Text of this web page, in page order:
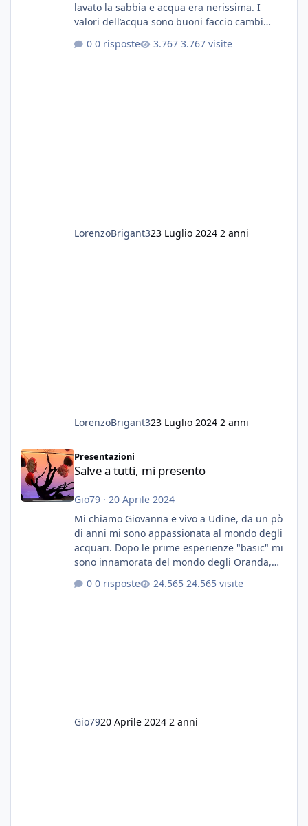
lavato la sabbia e acqua era nerissima. I
valori dell’acqua sono buoni faccio cambi
fertilizzato.le foglie delle piante sono
0 risposte 3.767 visite
LorenzoBrigant323 Luglio 2024 2 anni
LorenzoBrigant323 Luglio 2024 2 anni
Presentazioni
Salve a tutti, mi presento
Gio79· 20 Aprile 2024
Mi chiamo Giovanna e vivo a Udine, da un pò
di anni mi sono appassionata al mondo degli
acquari. Dopo le prime esperienze "basic" mi
sono innamorata del mondo degli Oranda,
E' stata una bella scuola per quanto riguarda
0 risposte 24.565 visite
Gio7920 Aprile 2024 2 anni